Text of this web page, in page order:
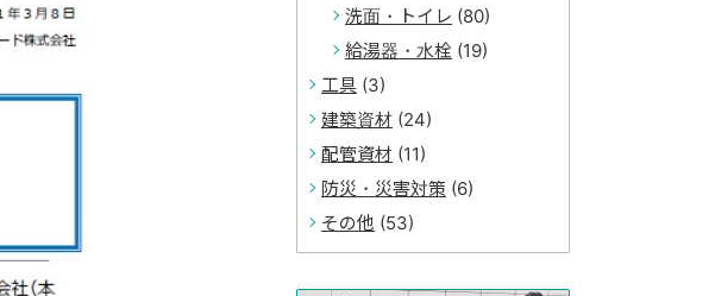
洗面・トイレ (80)
給湯器・水栓 (19)
工具 (3)
建築資材 (24)
配管資材 (11)
防災・災害対策 (6)
その他 (53)